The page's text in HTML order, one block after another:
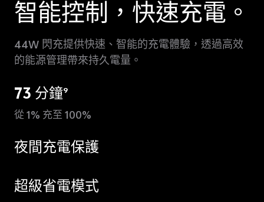
智能控制，快速充電。
44W 閃充提供快速、智能的充電體驗，透過高效
的能源管理帶來持久電量。
73 分鐘9
從 1% 充至 100%
夜間充電保護
超級省電模式